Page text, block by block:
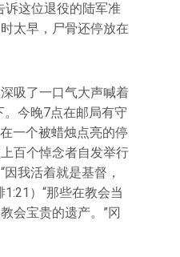
诉这位退役的陆军准
太早，尸骨还停放在
吸了一口气大声喊着
。今晚7点在邮局有守
一个被蜡烛点亮的停
百个悼念者自发举行
我活着就是基督，
）“那些在教会当
会宝贵的遗产。”冈